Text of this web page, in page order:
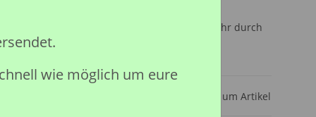
unter 36 Monaten, wegen Erstickungsgefahr durch
Frage zum Artikel
wie möglich um eure